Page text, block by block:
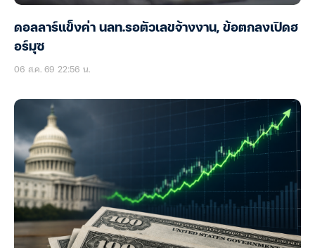
ดอลลาร์แข็งค่า นลท.รอตัวเลขจ้างงาน, ข้อตกลงเปิดฮ
อร์มุซ
06 ส.ค. 69 22:56 น.